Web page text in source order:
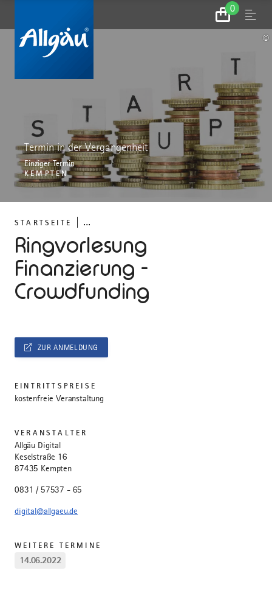
0
Zum
Warenkorb
Menu
STARTSEITE ...
Ringvorlesung
Finanzierung -
Crowdfunding
Termin in der Vergangenheit
Einziger Termin
KEMPTEN
©
ZUR ANMELDUNG
EINTRITTSPREISE
kostenfreie Veranstaltung
VERANSTALTER
Allgäu Digital
Keselstraße 16
87435 Kempten
0831 / 57537 - 65
digital@allgaeu.de
WEITERE TERMINE
14.06.2022